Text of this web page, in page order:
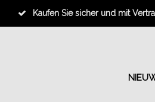
Kaufen Sie sicher und mit